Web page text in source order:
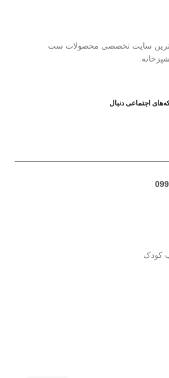
سایت تخصصی محصولات ست
اجتماعی دنبال
کودک